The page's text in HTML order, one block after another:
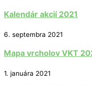
Kalendár akcií 2021
6. septembra 2021
Mapa vrcholov VKT
1. januára 2021